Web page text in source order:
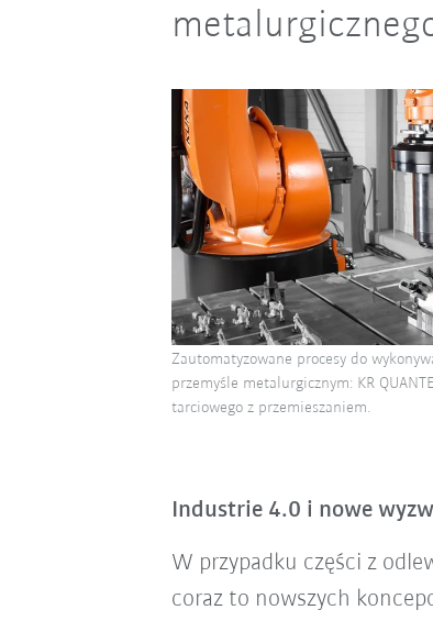
Zautomatyzowane procesy do
przemyśle metalurgicznym: KR
tarciowego z przemieszaniem.
Industrie 4.0 i nowe
W przypadku części z
coraz to nowszych